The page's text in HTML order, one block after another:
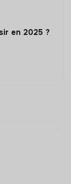
en 2025 ?